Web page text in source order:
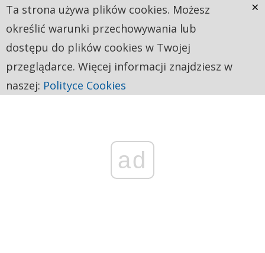
ad
Ta strona używa plików cookies. Możesz
określić warunki przechowywania lub
dostępu do plików cookies w Twojej
przeglądarce. Więcej informacji znajdziesz w
naszej: Polityce Cookies
×